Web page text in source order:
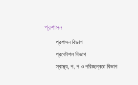
প্রশাসন
প্রশাসন বিভাগ
প্রকৌশল বিভাগ
স্বাস্থ্য, প, প ও পরিচ্ছন্নতা ‍বিভাগ